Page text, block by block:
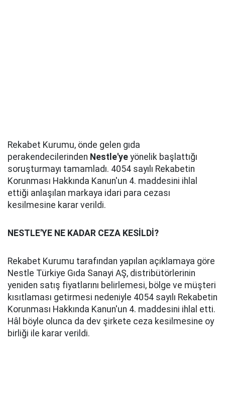
Rekabet Kurumu, önde gelen gıda
perakendecilerinden Nestle'ye yönelik başlattığı
soruşturmayı tamamladı. 4054 sayılı Rekabetin
Korunması Hakkında Kanun'un 4. maddesini ihlal
ettiği anlaşılan markaya idari para cezası
kesilmesine karar verildi.
NESTLE'YE NE KADAR CEZA KESİLDİ?
Rekabet Kurumu tarafından yapılan açıklamaya göre
Nestle Türkiye Gıda Sanayi AŞ, distribütörlerinin
yeniden satış fiyatlarını belirlemesi, bölge ve müşteri
kısıtlaması getirmesi nedeniyle 4054 sayılı Rekabetin
Korunması Hakkında Kanun'un 4. maddesini ihlal etti.
Hâl böyle olunca da dev şirkete ceza kesilmesine oy
birliği ile karar verildi.